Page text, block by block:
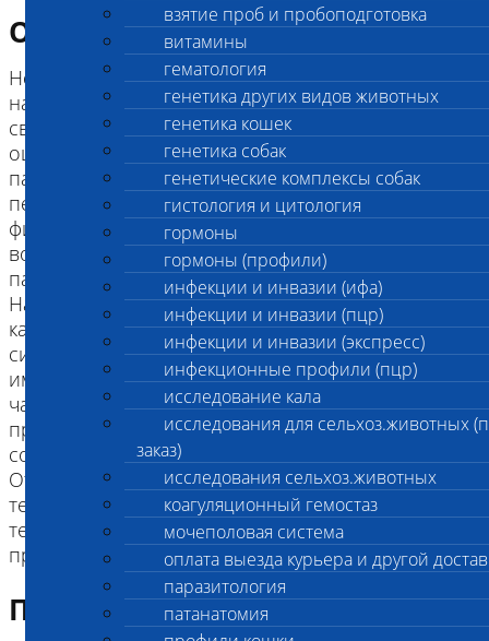
взятие проб и пробоподготовка
витамины
гематология
генетика других видов животных
генетика кошек
генетика собак
генетические комплексы собак
гистология и цитология
гормоны
гормоны (профили)
инфекции и инвазии (ифа)
инфекции и инвазии (пцр)
инфекции и инвазии (экспресс)
инфекционные профили (пцр)
исследование кала
исследования для сельхоз.животных
заказ)
исследования сельхоз.животных
коагуляционный гемостаз
мочеполовая система
оплата выезда курьера и другой
паразитология
патанатомия
Описание исследования
Непрогрессирующее аутосомно-рецессивно
наследуемое заболевание нервной системы,
связанное с периодическими приступами
оцепенения (мышечный гипертонус, мед.:
пароксизмальная дистония или дискинезия)
передних и задних конечностей в периоды
физических нагрузок, при стрессе или
возбуждении, приводящих к внезапному
падению.
Начинает проявляться с возраста 12-14 недель,
как правило, у больных собак клиническая
симптоматика развивается к 4м годам и может
иметь различные степени выраженности и
частоту проявления. Проявление синдрома, как
правило, не представляет угрозы для жизни
собаки.
Отсутствие прогрессирования заболевания в
течении жизни позволяет применять
терапевтические подходы к компенсации
проявления заболевания.
Подготовка к исследованию